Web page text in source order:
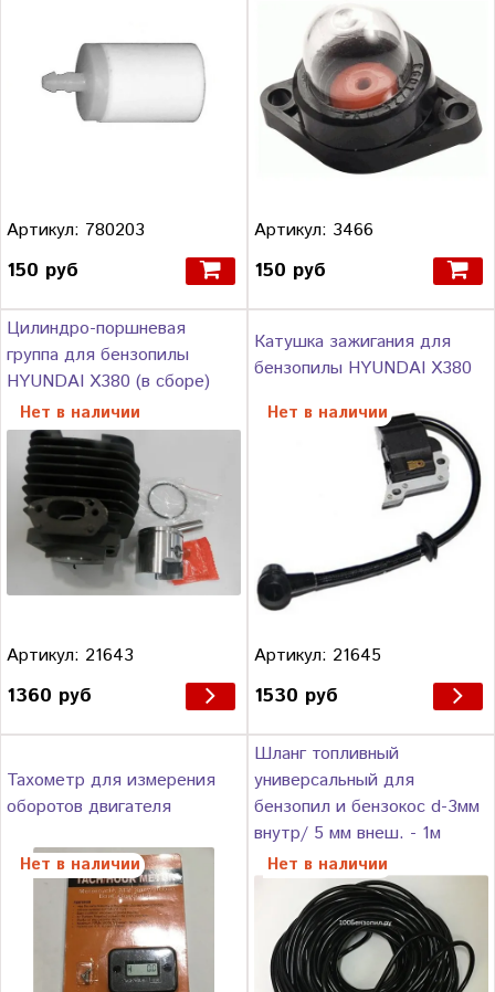
Артикул: 780203
150 руб
Артикул: 3466
150 руб
Цилиндро-поршневая
группа для бензопилы
HYUNDAI Х380 (в сборе)
Нет в наличии
Артикул: 21643
1360 руб
Катушка зажигания для
бензопилы HYUNDAI Х380
Нет в наличии
Артикул: 21645
1530 руб
Тахометр для измерения
оборотов двигателя
Нет в наличии
Шланг топливный
универсальный для
бензопил и бензокос d-3мм
внутр/ 5 мм внеш. - 1м
Нет в наличии